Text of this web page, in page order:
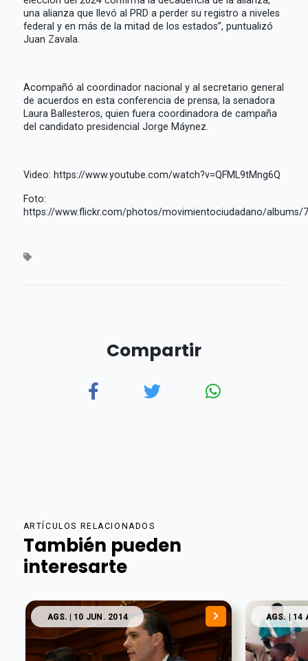
una alianza que llevó al PRD a perder su registro a niveles
federal y en más de la mitad de los estados”, puntualizó
Juan Zavala.
Acompañó al coordinador nacional y al secretario general
de acuerdos en esta conferencia de prensa, la senadora
Laura Ballesteros, quien fuera coordinadora de campaña
del candidato presidencial Jorge Máynez.
Video: https://www.youtube.com/watch?v=QFML9tMng6Q
Foto:
https://www.flickr.com/photos/movimientociudadano/albums/
Compartir
ARTÍCULOS RELACIONADOS
También pueden
interesarte
AGS. | 10 JUN. 2014 AGS.| 14